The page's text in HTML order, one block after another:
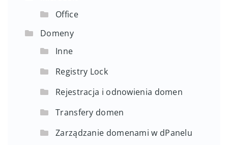
Office
Domeny
Inne
Registry Lock
Rejestracja i odnowienia domen
Transfery domen
Zarządzanie domenami w dPanelu